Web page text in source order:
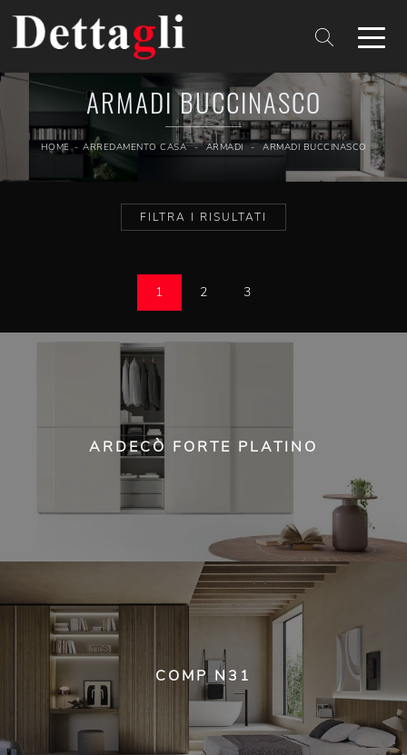
ARMADI BUCCINASCO
HOME - ARREDAMENTO CASA - ARMADI - ARMADI BUCCINASCO
FILTRA I RISULTATI
1 2 3
ARDECÒ FORTE PLATINO
COMP N31